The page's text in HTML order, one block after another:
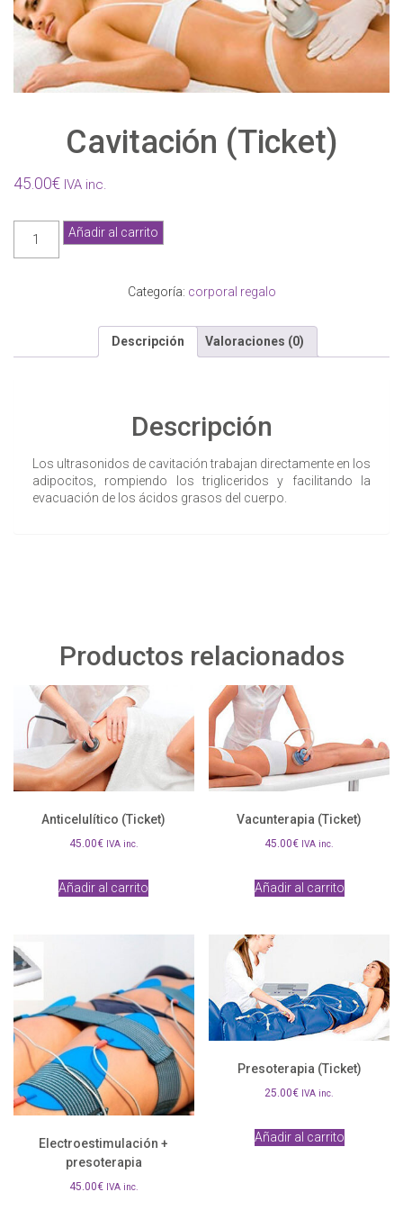
Cavitación (Ticket)
45.00€ IVA inc.
Cavitación
(Ticket)
cantidad
Añadir al carrito
Categoría: corporal regalo
Descripción Valoraciones (0)
Descripción
Los ultrasonidos de cavitación trabajan directamente en los
adipocitos, rompiendo los trigliceridos y facilitando la
evacuación de los ácidos grasos del cuerpo.
Productos relacionados
Anticelulítico (Ticket)
45.00€ IVA inc.
Añadir al carrito
Vacunterapia (Ticket)
45.00€ IVA inc.
Añadir al carrito
Electroestimulación +
presoterapia
45.00€ IVA inc.
Presoterapia (Ticket)
25.00€ IVA inc.
Añadir al carrito